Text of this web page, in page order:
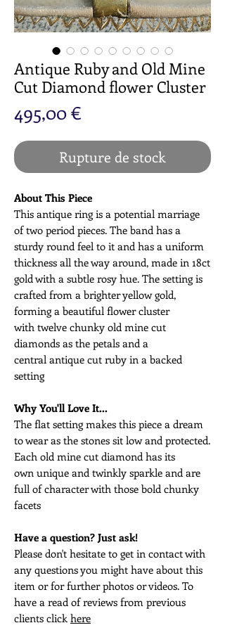
Antique Ruby and Old Mine
Cut Diamond flower Cluster
495,00 €
Rupture de stock
About This Piece
This antique ring is a potential marriage
of two period pieces. The band has a
sturdy round feel to it and has a uniform
thickness all the way around, made in 18ct
gold with a subtle rosy hue. The setting is
crafted from a brighter yellow gold,
forming a beautiful flower cluster
with twelve chunky old mine cut
diamonds as the petals and a
central antique cut ruby in a backed
setting
Why You'll Love It...
The flat setting makes this piece a dream
to wear as the stones sit low and protected.
Each old mine cut diamond has its
own unique and twinkly sparkle and are
full of character with those bold chunky
facets
Have a question? Just ask!
Please don't hesitate to get in contact with
any questions you might have about this
item or for further photos or videos. To
have a read of reviews from previous
clients click here